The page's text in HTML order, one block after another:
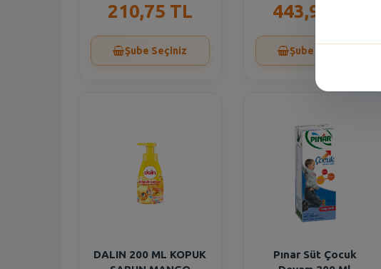
210,75 TL
Şube Seçiniz
443,90 TL
Şube Seçiniz
DALIN 200 ML KOPUK
Pınar Süt Çocuk